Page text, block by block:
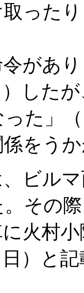
った
があり
）した
た」
をう
ビル
その
に火村
日）と